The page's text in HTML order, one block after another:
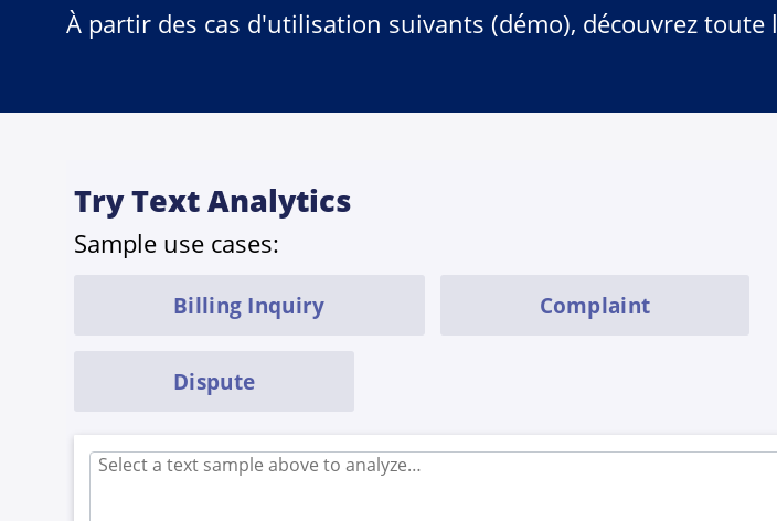
À partir des cas d'utilisation suivants (démo), découvrez toute